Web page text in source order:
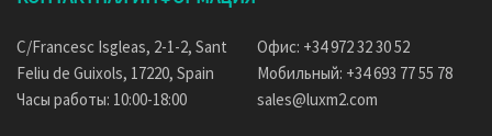
C/Francesc Isgleas, 2-1-2, Sant
Feliu de Guixols, 17220, Spain
Часы работы: 10:00-18:00
Офис: +34 972 32 30 52
Мобильный: +34 693 77 55 78
sales@luxm2.com